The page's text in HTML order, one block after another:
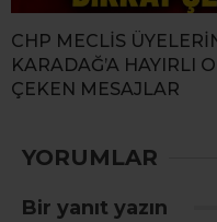
CHP MECLİS
KARADAĞ’A HAYIRLI
ÇEKEN MESAJLAR
YORUMLAR
Bir yanıt yazın